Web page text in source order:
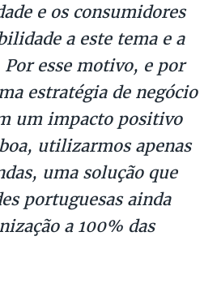
e os consumidores
a este tema e a
esse motivo, e por
estratégia de negócio
um impacto positivo
utilizarmos apenas
uma solução que
portuguesas ainda
a 100% das